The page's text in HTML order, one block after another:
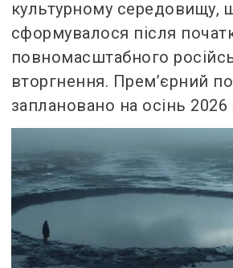
культурному середовищу,
сформувалося після
повномасштабного
вторгнення. Прем’єрний
заплановано на осінь